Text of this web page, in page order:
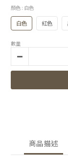
顏色 : 白色
白色 紅色
數量
商品描述